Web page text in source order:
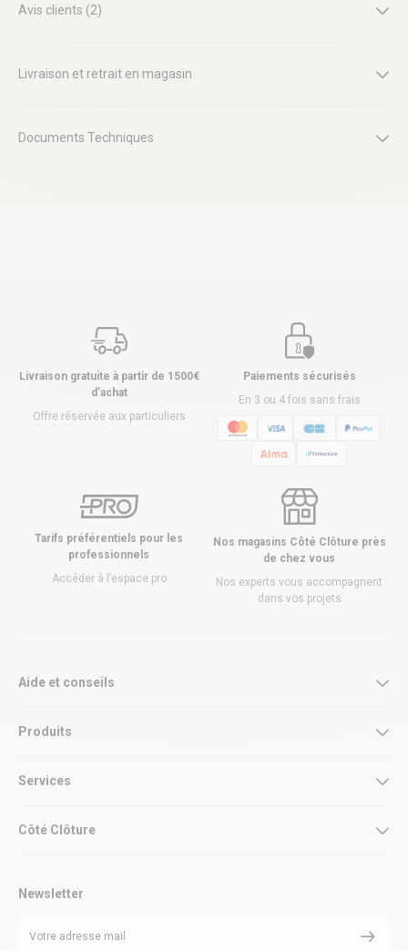
Avis clients (2)
Livraison et retrait en magasin
Documents Techniques
Livraison gratuite à partir de 1500€
d’achat
Offre réservée aux particuliers
Paiements sécurisés
En 3 ou 4 fois sans frais
Tarifs préférentiels pour les
professionnels
Accéder à l’espace pro
Nos magasins Côté Clôture près
de chez vous
Nos experts vous accompagnent
dans vos projets
Aide et conseils
Produits
Services
Côté Clôture
Newsletter